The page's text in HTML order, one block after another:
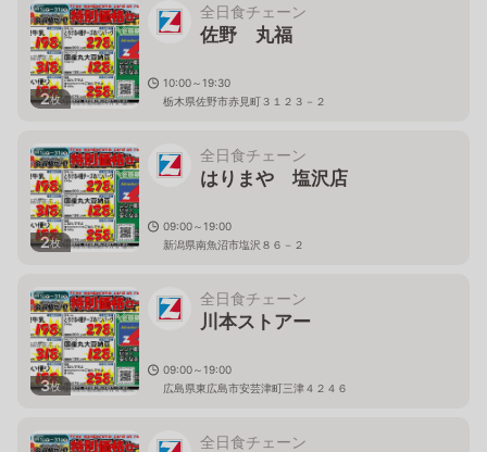
2枚
全日食チェーン
佐野 丸福
10:00～19:30
栃木県佐野市赤見町３１２３－２
2枚
全日食チェーン
はりまや 塩沢店
09:00～19:00
新潟県南魚沼市塩沢８６－２
3枚
全日食チェーン
川本ストアー
09:00～19:00
広島県東広島市安芸津町三津４２４６
全日食チェーン